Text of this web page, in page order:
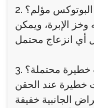
البوتوكس مؤلم؟
الإبرة، ويمكن
خطيرة محتملة؟
خطيرة عند الحقن
الجانبية خفيفة